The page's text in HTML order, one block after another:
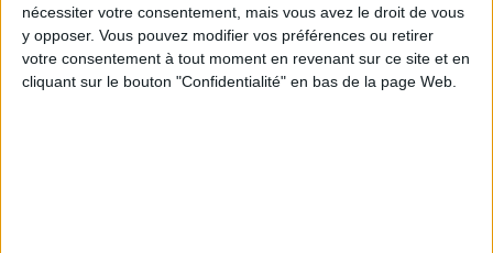
nécessiter votre consentement, mais vous avez le droit de vous
y opposer. Vous pouvez modifier vos préférences ou retirer
votre consentement à tout moment en revenant sur ce site et en
cliquant sur le bouton "Confidentialité" en bas de la page Web.